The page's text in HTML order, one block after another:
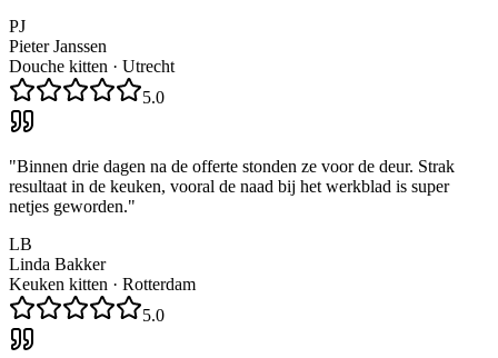
PJ
Pieter Janssen
Douche kitten · Utrecht
5.0
"Binnen drie dagen na de offerte stonden ze voor de deur. Strak
resultaat in de keuken, vooral de naad bij het werkblad is super
netjes geworden."
LB
Linda Bakker
Keuken kitten · Rotterdam
5.0